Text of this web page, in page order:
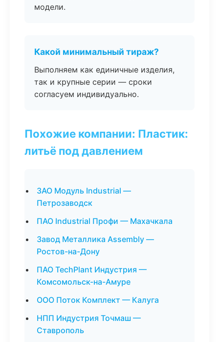
модели.
Какой минимальный тираж?
Выполняем как единичные изделия,
так и крупные серии — сроки
согласуем индивидуально.
Похожие компании: Пластик:
литьё под давлением
ЗАО Модуль Industrial —
Петрозаводск
ПАО Industrial Профи — Махачкала
Завод Металлика Assembly —
Ростов-на-Дону
ПАО TechPlant Индустрия —
Комсомольск-на-Амуре
ООО Поток Комплект — Калуга
НПП Индустрия Точмаш —
Ставрополь